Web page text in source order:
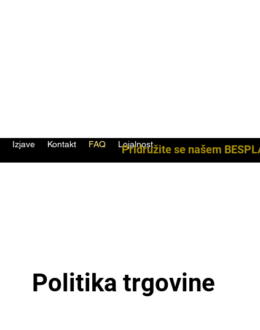
Izjave Kontakt FAQ Lojalnost
Pridružite se našem
Politika trgovine